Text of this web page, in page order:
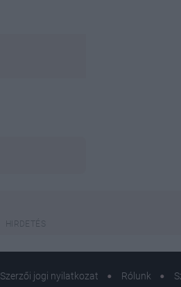
Szerzői jogi nyilatkozat Rólunk